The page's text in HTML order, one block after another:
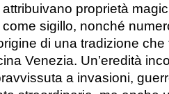
proprietà
sigillo, nonché
di una tradizione
Venezia. Un’eredità
a invasioni,